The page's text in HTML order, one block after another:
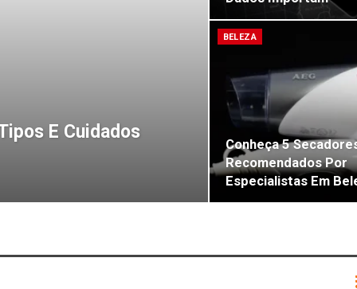
E Cuidados
BELEZA
Conheça 5
Recomendados Por
Especialistas Em